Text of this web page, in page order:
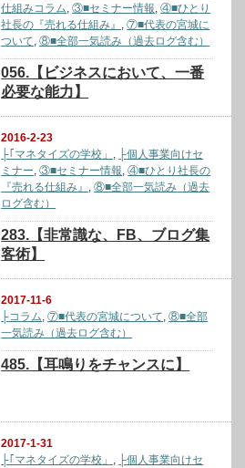
仕組みコラム,③■セミナー情報,④■ひとり
社長の『売れる仕組み』 ,⑦■代表の宮城に
ついて,⑧■全部一気読み（過去ログ含む）
056.【ビジネスにおいて、一番
必要な能力】
2016-2-23
├｢マネタイズの学校」 , ├個人事業向けセ
ミナー,③■セミナー情報,④■ひとり社長の
『売れる仕組み』 ,⑧■全部一気読み（過去
ログ含む）
283.【非常識な、FB、ブログ集
客術】
2017-11-6
├コラム,⑦■代表の宮城について,⑧■全部
一気読み（過去ログ含む）
485.【耳鳴りをチャンスに】
2017-1-31
├｢マネタイズの学校」
├個人事業向けセ